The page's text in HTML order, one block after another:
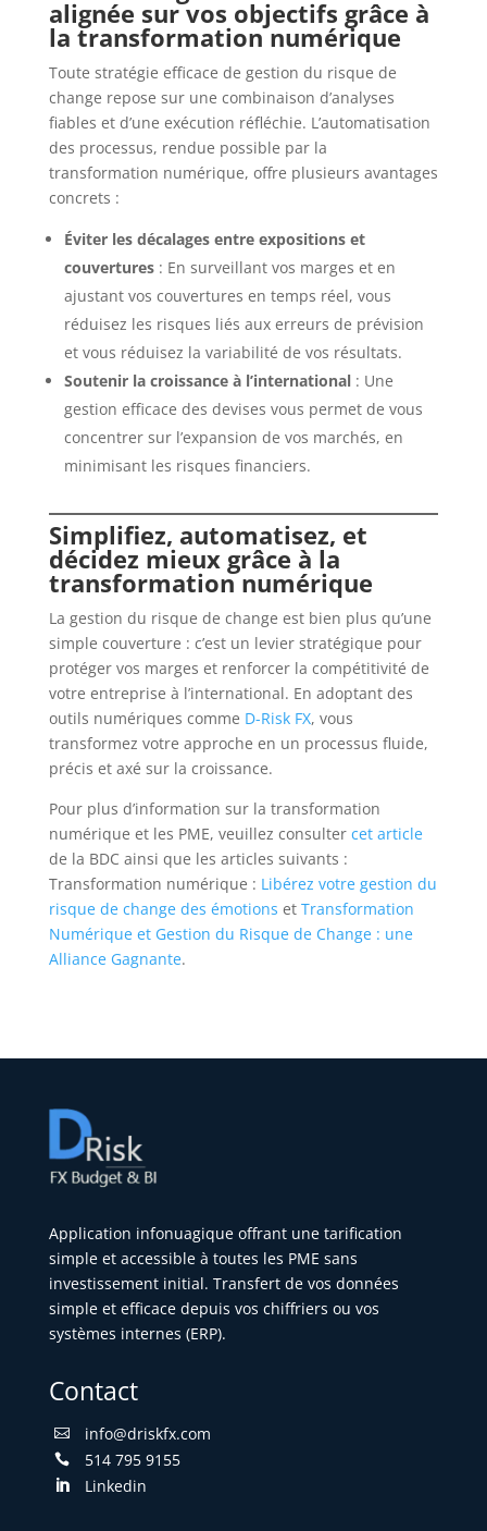
alignée sur vos objectifs grâce à
la transformation numérique
Toute stratégie efficace de gestion du risque de
change repose sur une combinaison d’analyses
fiables et d’une exécution réfléchie. L’automatisation
des processus, rendue possible par la
transformation numérique, offre plusieurs avantages
concrets :
Éviter les décalages entre expositions et
couvertures: En surveillant vos marges et en
ajustant vos couvertures en temps réel, vous
réduisez les risques liés aux erreurs de prévision
et vous réduisez la variabilité de vos résultats.
Soutenir la croissance à l’international: Une
gestion efficace des devises vous permet de vous
concentrer sur l’expansion de vos marchés, en
minimisant les risques financiers.
Simplifiez, automatisez, et
décidez mieux grâce à la
transformation numérique
La gestion du risque de change est bien plus qu’une
simple couverture : c’est un levier stratégique pour
protéger vos marges et renforcer la compétitivité de
votre entreprise à l’international. En adoptant des
outils numériques comme D-Risk FX, vous
transformez votre approche en un processus fluide,
précis et axé sur la croissance.
Pour plus d’information sur la transformation
numérique et les PME, veuillez consulter cet article
de la BDC ainsi que les articles suivants :
Transformation numérique : Libérez votre gestion du
risque de change des émotions et Transformation
Numérique et Gestion du Risque de Change : une
Alliance Gagnante.
Application infonuagique offrant une tarification
simple et accessible à toutes les PME sans
investissement initial. Transfert de vos données
simple et efficace depuis vos chiffriers ou vos
systèmes internes (ERP).
Contact
 info@driskfx.com
 514 795 9155
 Linkedin